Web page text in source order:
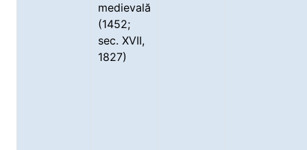
medievală
(1452;
sec. XVII,
1827)